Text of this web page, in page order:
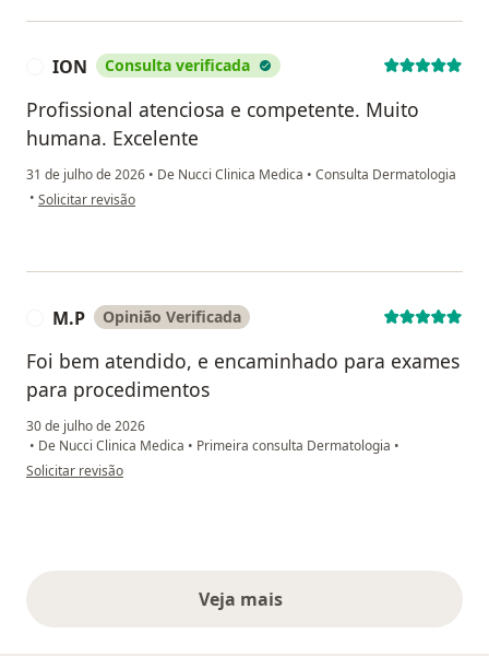
ION Consulta verificada
Profissional atenciosa e competente. Muito
humana. Excelente
31 de julho de 2026 • De Nucci Clinica Medica • Consulta Dermatologia
• na opinião do utilizador ION
Solicitar revisão
M.P Opinião Verificada
Foi bem atendido, e encaminhado para exames
para procedimentos
30 de julho de 2026
• De Nucci Clinica Medica • Primeira consulta Dermatologia •
na opinião do utilizador M.P
Solicitar revisão
Veja maisopiniões acima